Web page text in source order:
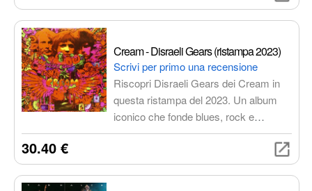
neoclassico, questo album è un must
collezionisti di vinili.
Cream - Disraeli Gears (ristampa 2023)
Scrivi per primo una recensione
Riscopri Disraeli Gears dei Cream in
questa ristampa del 2023. Un album
iconico che fonde blues, rock e
psichedelia, con performance
Bruce e Ginger Baker. Spedito in
30.40 €